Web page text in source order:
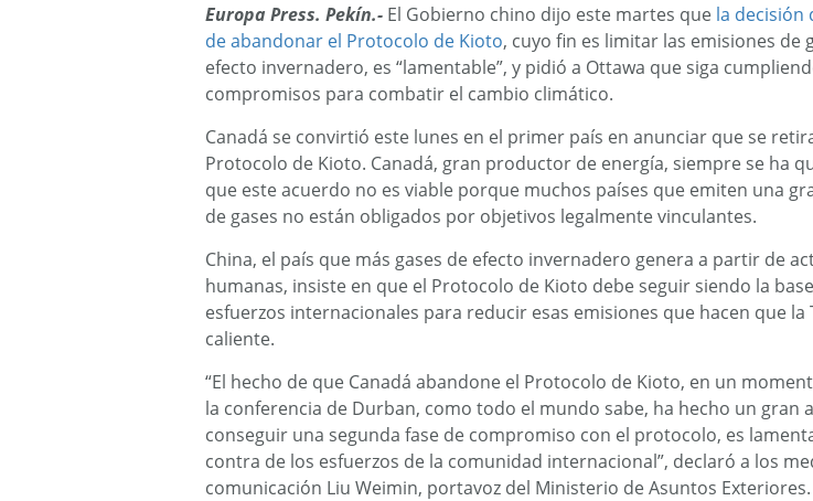
Europa Press. Pekín.- El Gobierno chino dijo este martes que la decisión
de abandonar el Protocolo de Kioto, cuyo fin es limitar las emisiones de
efecto invernadero, es “lamentable”, y pidió a Ottawa que siga
compromisos para combatir el cambio climático.
Canadá se convirtió este lunes en el primer país en anunciar que se
Protocolo de Kioto. Canadá, gran productor de energía, siempre se ha
que este acuerdo no es viable porque muchos países que emiten una
de gases no están obligados por objetivos legalmente vinculantes.
China, el país que más gases de efecto invernadero genera a partir de
humanas, insiste en que el Protocolo de Kioto debe seguir siendo la
esfuerzos internacionales para reducir esas emisiones que hacen que la
caliente.
“El hecho de que Canadá abandone el Protocolo de Kioto, en un
la conferencia de Durban, como todo el mundo sabe, ha hecho un gran
conseguir una segunda fase de compromiso con el protocolo, es
contra de los esfuerzos de la comunidad internacional”, declaró a los
comunicación Liu Weimin, portavoz del Ministerio de Asuntos Exteriores.